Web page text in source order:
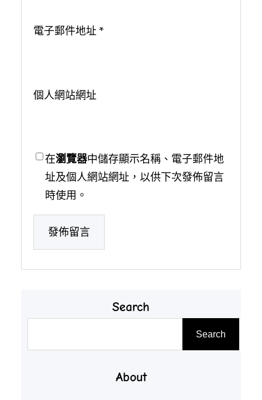
電子郵件地址 *
個人網站網址
在瀏覽器中儲存顯示名稱、電子郵件地
址及個人網站網址，以供下次發佈留言
時使用。
Search
Search
About